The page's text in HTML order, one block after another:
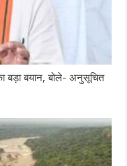
बड़ा बयान, बोले- अनुसूचित